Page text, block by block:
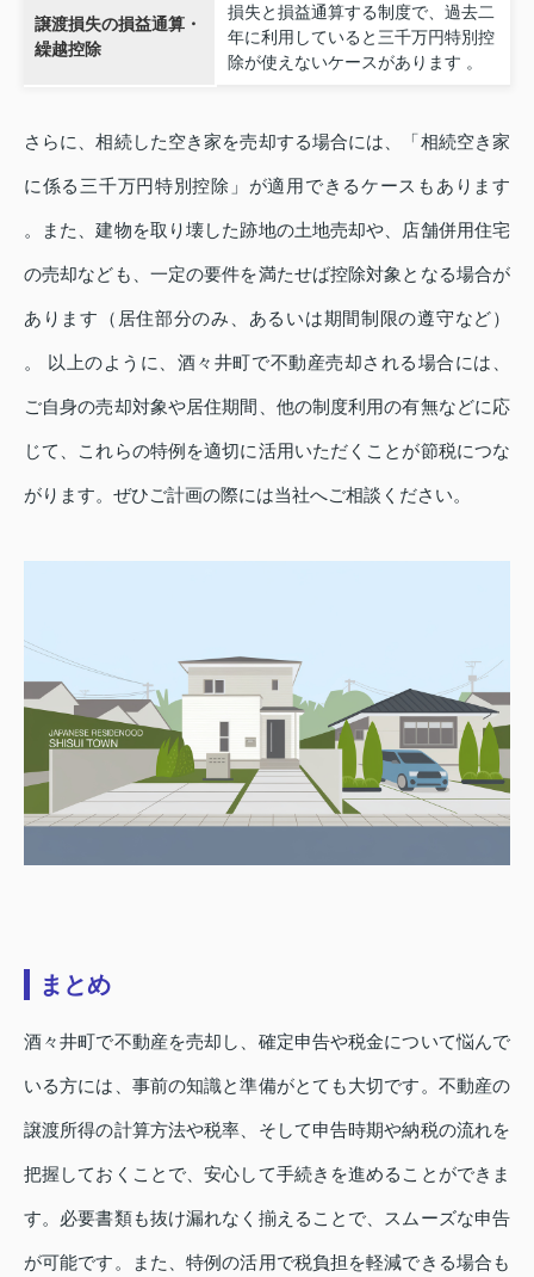
譲渡損失の損益通算・
繰越控除
損失と損益通算する制度で、過去二
年に利用していると三千万円特別控
除が使えないケースがあります 。
さらに、相続した空き家を売却する場合には、「相続空き家
に係る三千万円特別控除」が適用できるケースもあります
。また、建物を取り壊した跡地の土地売却や、店舗併用住宅
の売却なども、一定の要件を満たせば控除対象となる場合が
あります（居住部分のみ、あるいは期間制限の遵守など）
。 以上のように、酒々井町で不動産売却される場合には、
ご自身の売却対象や居住期間、他の制度利用の有無などに応
じて、これらの特例を適切に活用いただくことが節税につな
がります。ぜひご計画の際には当社へご相談ください。
まとめ
酒々井町で不動産を売却し、確定申告や税金について悩んで
いる方には、事前の知識と準備がとても大切です。不動産の
譲渡所得の計算方法や税率、そして申告時期や納税の流れを
把握しておくことで、安心して手続きを進めることができま
す。必要書類も抜け漏れなく揃えることで、スムーズな申告
が可能です。また、特例の活用で税負担を軽減できる場合も